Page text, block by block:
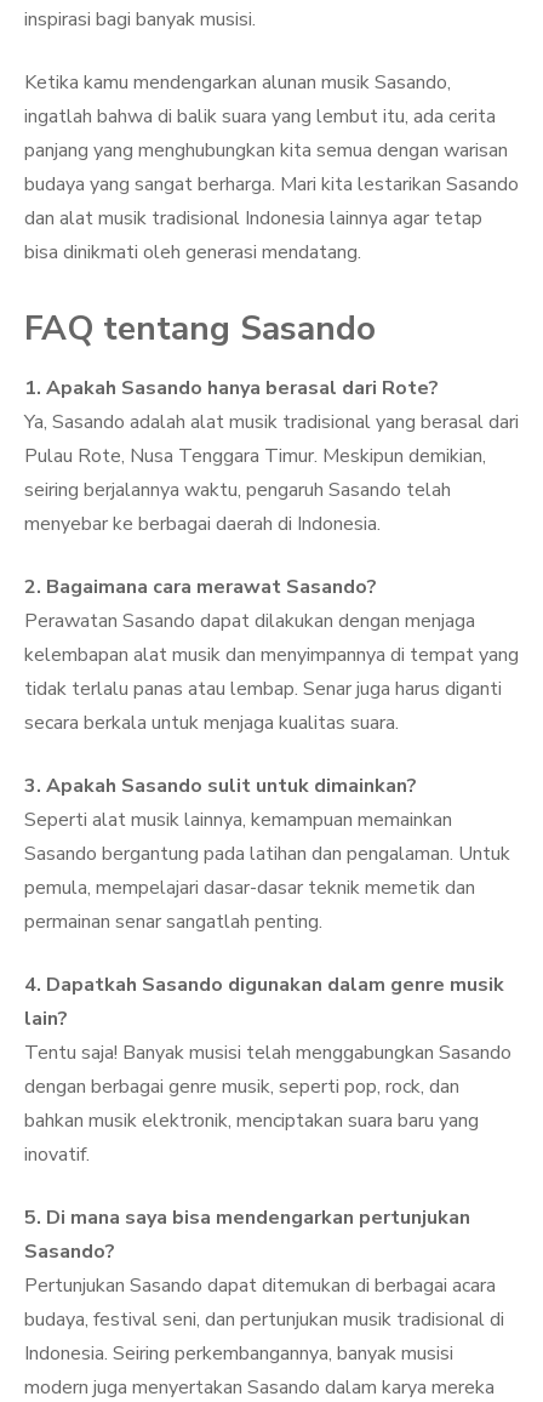
inspirasi bagi banyak musisi.
Ketika kamu mendengarkan alunan musik Sasando,
ingatlah bahwa di balik suara yang lembut itu, ada cerita
panjang yang menghubungkan kita semua dengan warisan
budaya yang sangat berharga. Mari kita lestarikan Sasando
dan alat musik tradisional Indonesia lainnya agar tetap
bisa dinikmati oleh generasi mendatang.
FAQ tentang Sasando
1. Apakah Sasando hanya berasal dari Rote?
Ya, Sasando adalah alat musik tradisional yang berasal dari
Pulau Rote, Nusa Tenggara Timur. Meskipun demikian,
seiring berjalannya waktu, pengaruh Sasando telah
menyebar ke berbagai daerah di Indonesia.
2. Bagaimana cara merawat Sasando?
Perawatan Sasando dapat dilakukan dengan menjaga
kelembapan alat musik dan menyimpannya di tempat yang
tidak terlalu panas atau lembap. Senar juga harus diganti
secara berkala untuk menjaga kualitas suara.
3. Apakah Sasando sulit untuk dimainkan?
Seperti alat musik lainnya, kemampuan memainkan
Sasando bergantung pada latihan dan pengalaman. Untuk
pemula, mempelajari dasar-dasar teknik memetik dan
permainan senar sangatlah penting.
4. Dapatkah Sasando digunakan dalam genre musik
lain?
Tentu saja! Banyak musisi telah menggabungkan Sasando
dengan berbagai genre musik, seperti pop, rock, dan
bahkan musik elektronik, menciptakan suara baru yang
inovatif.
5. Di mana saya bisa mendengarkan pertunjukan
Sasando?
Pertunjukan Sasando dapat ditemukan di berbagai acara
budaya, festival seni, dan pertunjukan musik tradisional di
Indonesia. Seiring perkembangannya, banyak musisi
modern juga menyertakan Sasando dalam karya mereka